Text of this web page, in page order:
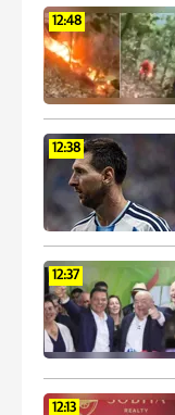
12:48
12:38
12:37
12:13